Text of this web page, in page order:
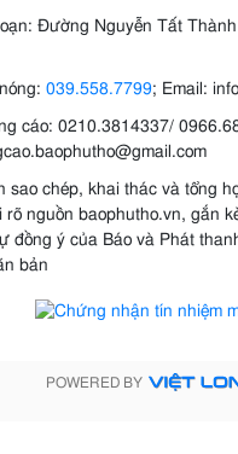
Đường Nguyễn Tất
039.558.7799; Email:
cáo: 0210.3814337/
sao chép, khai thác và tổng
rõ nguồn baophutho.vn, gắn
đồng ý của Báo và Phát
bản
POWERED BY